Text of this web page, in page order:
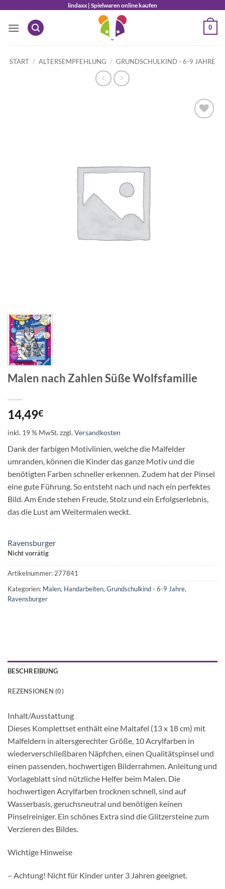
springen
lindaxx | Spielwaren online kaufen
0
START / ALTERSEMPFEHLUNG / GRUNDSCHULKIND - 6-9 JAHRE
Malen nach Zahlen Süße Wolfsfamilie
14,49€
inkl. 19 % MwSt.zzgl.Versandkosten
Dank der farbigen Motivlinien, welche die Malfelder
umranden, können die Kinder das ganze Motiv und die
benötigten Farben schneller erkennen. Zudem hat der Pinsel
eine gute Führung. So entsteht nach und nach ein perfektes
Bild. Am Ende stehen Freude, Stolz und ein Erfolgserlebnis,
das die Lust am Weitermalen weckt.
Ravensburger
Nicht vorrätig
Artikelnummer: 277841
Kategorien: Malen, Handarbeiten, Grundschulkind - 6-9 Jahre,
Ravensburger
BESCHREIBUNG
REZENSIONEN (0)
Inhalt/Ausstattung
Dieses Komplettset enthält eine Maltafel (13 x 18 cm) mit
Malfeldern in altersgerechter Größe, 10 Acrylfarben in
wiederverschließbaren Näpfchen, einen Qualitätspinsel und
einen passenden, hochwertigen Bilderrahmen. Anleitung und
Vorlageblatt sind nützliche Helfer beim Malen. Die
hochwertigen Acrylfarben trocknen schnell, sind auf
Wasserbasis, geruchsneutral und benötigen keinen
Pinselreiniger. Ein schönes Extra sind die Glitzersteine zum
Verzieren des Bildes.
Wichtige Hinweise
– Achtung! Nicht für Kinder unter 3 Jahren geeignet.